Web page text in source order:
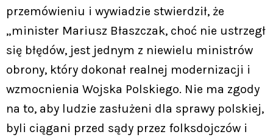
przemówieniu i wywiadzie stwierdził, że
„minister Mariusz Błaszczak, choć nie ustrzegł
się błędów, jest jednym z niewielu ministrów
obrony, który dokonał realnej modernizacji i
wzmocnienia Wojska Polskiego. Nie ma zgody
na to, aby ludzie zasłużeni dla sprawy polskiej,
byli ciągani przed sądy przez folksdojczów i